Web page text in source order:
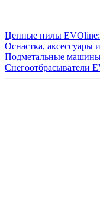
Цепные пилы EVOline:
Оснастка, аксессуары
Подметальные машины
Снегоотбрасыватели